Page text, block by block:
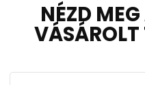
NÉZD
VÁSÁROLT